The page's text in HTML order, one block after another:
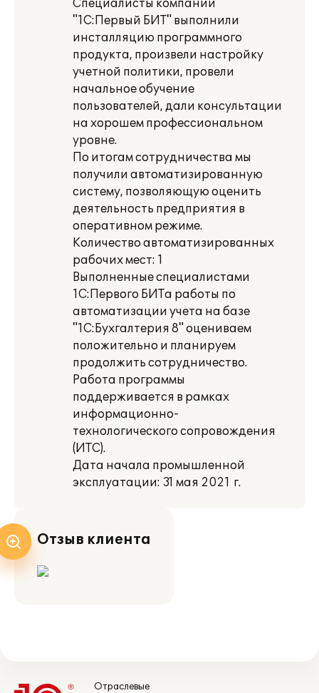
Специалисты компании
"1С:Первый БИТ" выполнили
инсталляцию программного
продукта, произвели настройку
учетной политики, провели
начальное обучение
пользователей, дали консультации
на хорошем профессиональном
уровне.
По итогам сотрудничества мы
получили автоматизированную
систему, позволяющую оценить
деятельность предприятия в
оперативном режиме.
Количество автоматизированных
рабочих мест: 1
Выполненные специалистами
1С:Первого БИТа работы по
автоматизации учета на базе
"1С:Бухгалтерия 8" оцениваем
положительно и планируем
продолжить сотрудничество.
Работа программы
поддерживается в рамках
информационно-
технологического сопровождения
(ИТС).
Дата начала промышленной
эксплуатации: 31 мая 2021 г.
Отзыв клиента
Отраслевые